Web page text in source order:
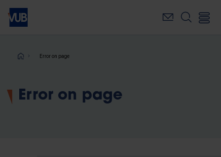
Skip
main
Breadcrumb
Error on page
Error on page